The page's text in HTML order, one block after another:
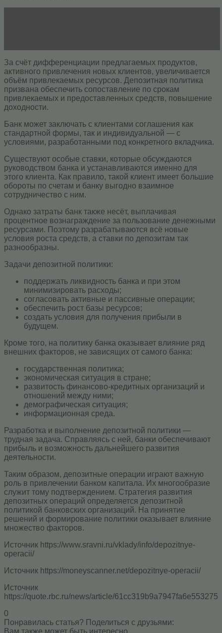
За счёт дифференциации предлагаемых продуктов,
активного привлечения новых клиентов, увеличивается
объём привлекаемых ресурсов. Депозитная политика
призвана обеспечить сопоставление по срокам
привлекаемых и предоставленных средств, повышение
доходности.
Банк может заключать с клиентами соглашения как
стандартной формы, так и индивидуальной — с
условиями, разработанными под конкретного вкладчика.
Существуют особые ставки, которые обсуждаются
руководством банка и устанавливаются именно для
этого клиента. Как правило, такой клиент имеет большие
обороты по счетам и банку выгодно взаимное
сотрудничество с ним.
Однако затраты банк также несёт, выплачивая
процентное вознаграждение за пользование денежными
ресурсами. Поэтому разрабатываются всё новые
условия роста средств, а ставки по депозитам так
разнообразны.
Задачи депозитной политики:
поддержать ликвидность банка и при этом
минимизировать расходы;
согласовать активные и пассивные операции;
обеспечить рост базы ресурсов;
создать условия для получения прибыли в
будущем.
Кроме того, на политику банка оказывает влияние ряд
внешних факторов, не зависящих от самого банка:
государственная политика;
экономическая ситуация в стране;
развитость финансово-кредитных организаций и
отношений между ними;
демографическая ситуация;
информационная среда.
Разработка и выполнение депозитной политики —
трудная задача. Справляясь с ней, банки обеспечивают
прибыль и возможность дальнейшего развития
деятельности.
Таким образом, депозитные операции играют важную
роль в привлечении банком капитала. Их многообразие
служит тому подтверждением. Стратегия развития
депозитных операций определяется депозитной
политикой банковских организаций. На принятие
решений и формирование политики оказывает влияние
множество факторов.
Источник https://www.sravni.ru/vklady/info/depozitnye-
operacii/
Источник https://moneyscanner.net/depozitnye-operacii/
Источник
https://quote.rbc.ru/news/article/61cc319b9a7947fa6e553275
0
Понравилась статья? Поделиться с друзьями: